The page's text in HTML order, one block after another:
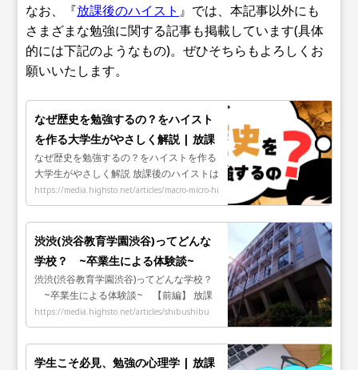
なお、『放課後のハイスト 』では、本記事以外にも
さまざまな勉強に関する記事も掲載しています(具体
的には下記のようなもの)。ぜひそちらもよろしくお
願いいたします。
なぜ歴史を勉強するの？をハイスト
を作る大学生がやさしく解説 | 放課
後のハイスト | 大学生が本気で今と
未来の教育を楽しむメディア
なぜ歴史を勉強するの？をハイストを作る
大学生がやさしく解説 放課後のハイストは
大学生が本気で今と未来の教育を楽しむメ
ディアです。
https://media.highsto.net/articles/macro-micro-hi
story
渋渋(渋谷教育学園渋谷)ってどんな
学校？ ~卒業生による体験談~
【前編】 | 放課後のハイスト | 大学
生が本気で今と未来の教育を楽しむ
メディア
渋渋(渋谷教育学園渋谷)ってどんな学校？
~卒業生による体験談~ 【前編】 放課
後のハイストは大学生が本気で今と未来の
教育を楽しむメディアです。
https://media.highsto.net/articles/shibushibu
学生こそ必見、勉強の心理学 | 放課